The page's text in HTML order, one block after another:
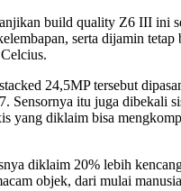
build quality Z6 III ini
serta dijamin tetap
24,5MP tersebut
Sensornya itu juga dibekali
yang diklaim bisa
diklaim 20% lebih
objek, dari mulai